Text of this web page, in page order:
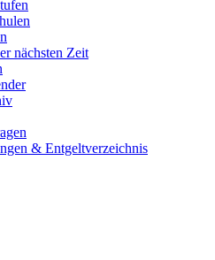
nächsten Zeit
& Entgeltverzeichnis